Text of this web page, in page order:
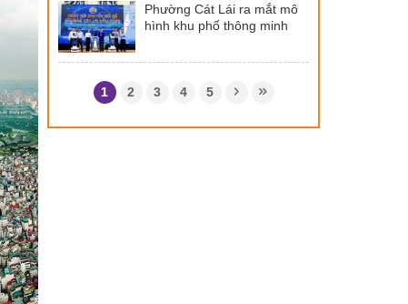
Phường Cát Lái ra mắt mô
hình khu phố thông minh
1 2 3 4 5